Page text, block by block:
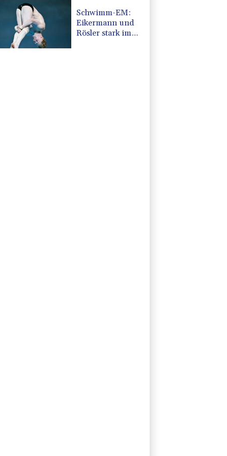
Schwimm-EM:
Eikermann und
Rösler stark im